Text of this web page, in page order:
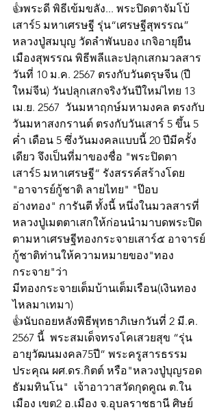
👍พระดี พิธีเข้มขลัง... พระปิดตาจัมโบ้
เสาร์5 มหาเศรษฐี รุ่น“เศรษฐีสุพรรณ”
หลวงปู่สมบุญ วัดลำพันบอง เกจิอายุยืน
เมืองสุพรรณ พิธีพลีและปลุกเสกมวลสาร
วันที่ 10 ม.ค. 2567 ตรงกับวันตรุษจีน (ปี
ใหม่จีน) วันปลุกเสกจริงวันปีใหม่ไทย 13
เม.ย. 2567  วันมหาฤกษ์มหามงคล ตรงกับ
วันมหาสงกรานต์ ตรงกับวันเสาร์ 5 ขึ้น 5
ค่ำ เดือน 5 ซึ่งวันมงคลแบบนี้ 20 ปีมีครั้ง
เดียว จึงเป็นที่มาของชื่อ "พระปิดตา
เสาร์5 มหาเศรษฐี“ รังสรรค์สร้างโดย
"อาจารย์กู้ชาติ ลายไทย" "ป๊อบ
อ่างทอง" การันตี ทั้งนี้ หนึ่งในมวลสารที่
หลวงปู่เมตตาเสกให้ก่อนนำมาบดพระปิด
ตามหาเศรษฐีทองกระจายเสาร์๕ อาจารย์
กู้ชาติท่านให้ความหมายของ"ทอง
กระจาย"ว่า
มีทองกระจายเต็มบ้านเต็มเรือน(เงินทอง
ไหลมาเทมา)
👍นับถอยหลังพิธีพุทธาภิเษกวันที่ 2 มี.ค.
2567 นี้  พระสมเด็จทรงโคเสวยสุข “รุ่น
อายุวัฒนมงคล75ปี” พระครูสารธรรม
ประคุณ ผศ.ดร.กิตต์ หรือ"หลวงปู่บุญรอด
ธัมมทินโน"  เจ้าอาวาสวัดกุดคูณ ต.ใน
เมือง เขต2 อ.เมือง จ.อุบลราชธานี ศิษย์